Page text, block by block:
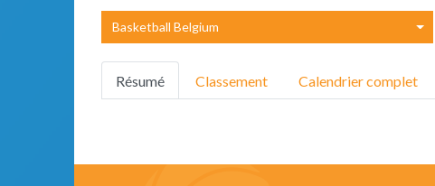
Basketball Belgium
Résumé Classement Calendrier complet